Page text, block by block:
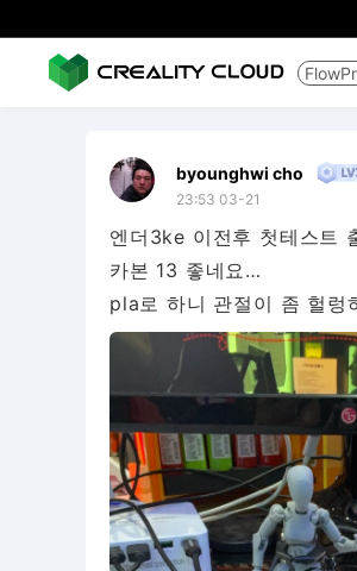
byounghwi cho
23:53 03-21
엔더3ke 이전후 첫테스트
카본 13 좋네요…
pla로 하니 관절이 좀 헐렁